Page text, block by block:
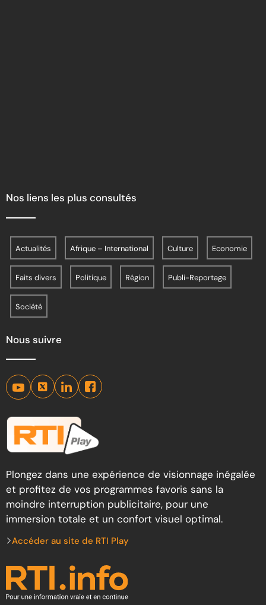
Nos liens les plus consultés
Actualités Afrique – International Culture Economie
Faits divers Politique Région Publi-Reportage
Société
Nous suivre
Plongez dans une expérience de visionnage inégalée
et profitez de vos programmes favoris sans la
moindre interruption publicitaire, pour une
immersion totale et un confort visuel optimal.
Accéder au site de RTI Play